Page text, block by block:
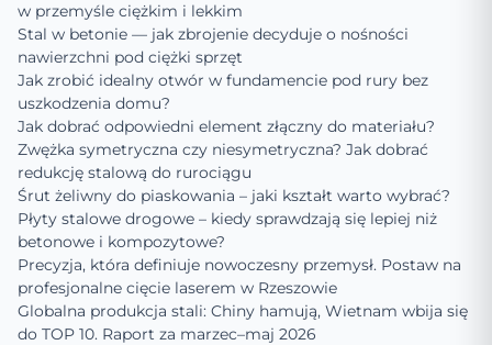
w przemyśle ciężkim i lekkim
Stal w betonie — jak zbrojenie decyduje o nośności
nawierzchni pod ciężki sprzęt
Jak zrobić idealny otwór w fundamencie pod rury bez
uszkodzenia domu?
Jak dobrać odpowiedni element złączny do materiału?
Zwężka symetryczna czy niesymetryczna? Jak dobrać
redukcję stalową do rurociągu
Śrut żeliwny do piaskowania – jaki kształt warto wybrać?
Płyty stalowe drogowe – kiedy sprawdzają się lepiej niż
betonowe i kompozytowe?
Precyzja, która definiuje nowoczesny przemysł. Postaw na
profesjonalne cięcie laserem w Rzeszowie
Globalna produkcja stali: Chiny hamują, Wietnam wbija się
do TOP 10. Raport za marzec–maj 2026